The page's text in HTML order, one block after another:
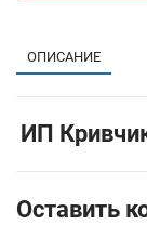
ОПИСАНИЕ
ИП
Оставить